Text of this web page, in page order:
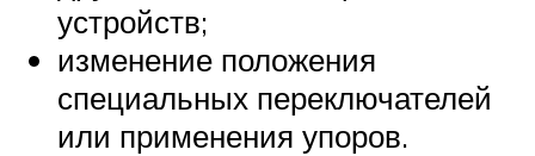
устройств;
изменение положения
специальных переключателей
или применения упоров.